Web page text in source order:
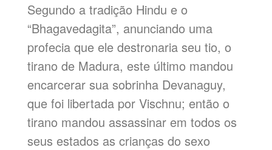
Segundo a tradição Hindu e o
“Bhagavedagita”, anunciando uma
profecia que ele destronaria seu tio, o
tirano de Madura, este último mandou
encarcerar sua sobrinha Devanaguy,
que foi libertada por Vischnu; então o
tirano mandou assassinar em todos os
seus estados as crianças do sexo